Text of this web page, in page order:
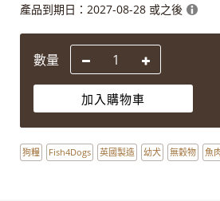
產品到期日： 2027-08-28 或之後
數量
加入購物車
狗糧 Fish4Dogs 英國製造 幼犬 無穀物 魚